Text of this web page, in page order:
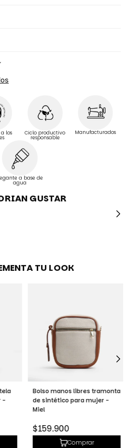
los Ciclo productivo
responsable
Manufacturados
a base de
agua
GUSTAR
TU LOOK
Bolso manos libres tramonta
de sintético para mujer -
Miel
Precio
habitual
$159.900
Comprar